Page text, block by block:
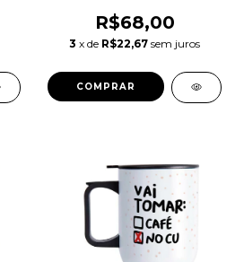
R$68,00
3 x de R$22,67 sem juros